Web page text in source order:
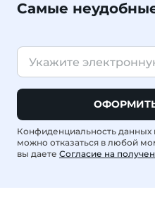
Самые
Конфиденциальность данных
можно отказаться в любой
вы даете Согласие на